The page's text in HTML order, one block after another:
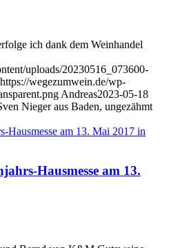
ich dank dem Weinhandel
uploads/20230516_073600-
https://wegezumwein.de/wp-
Andreas2023-05-18
Nieger aus Baden, ungezähmt
Hausmesse am 13.